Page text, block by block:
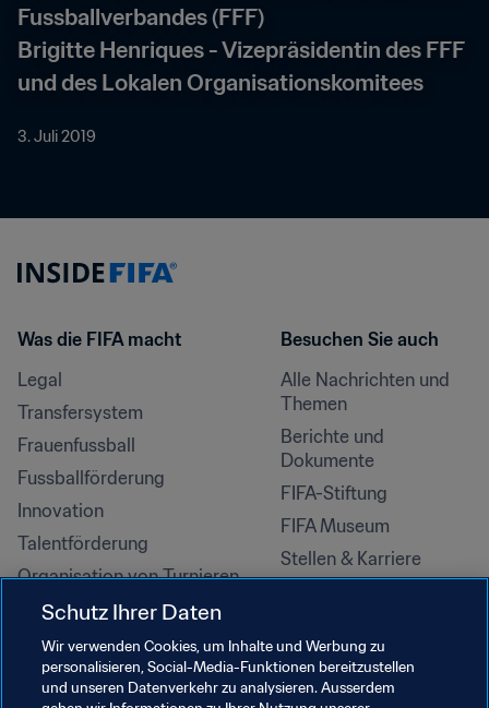
Fussballverbandes (FFF)
Brigitte Henriques - Vizepräsidentin des FFF
und des Lokalen Organisationskomitees
3. Juli 2019
Was die FIFA macht
Legal
Transfersystem
Frauenfussball
Fussballförderung
Innovation
Talentförderung
Organisation von Turnieren
Nachhaltigkeit
Menschenrechte und
Antidiskriminierung
Gesundheit und Medizin
Besuchen Sie auch
Alle Nachrichten und
Themen
Berichte und
Dokumente
FIFA-Stiftung
FIFA Museum
Stellen & Karriere
Schutz Ihrer Daten
Wir verwenden Cookies, um Inhalte und Werbung zu
personalisieren, Social-Media-Funktionen bereitzustellen
und unseren Datenverkehr zu analysieren. Ausserdem